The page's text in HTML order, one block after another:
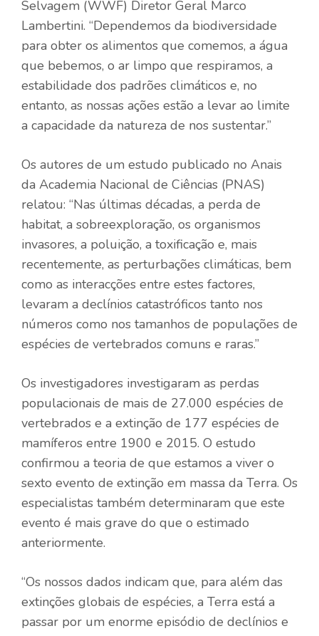
Selvagem (WWF) Diretor Geral Marco
Lambertini. “Dependemos da biodiversidade
para obter os alimentos que comemos, a água
que bebemos, o ar limpo que respiramos, a
estabilidade dos padrões climáticos e, no
entanto, as nossas ações estão a levar ao limite
a capacidade da natureza de nos sustentar.”
Os autores de um estudo publicado no Anais
da Academia Nacional de Ciências (PNAS)
relatou: “Nas últimas décadas, a perda de
habitat, a sobreexploração, os organismos
invasores, a poluição, a toxificação e, mais
recentemente, as perturbações climáticas, bem
como as interacções entre estes factores,
levaram a declínios catastróficos tanto nos
números como nos tamanhos de populações de
espécies de vertebrados comuns e raras.”
Os investigadores investigaram as perdas
populacionais de mais de 27.000 espécies de
vertebrados e a extinção de 177 espécies de
mamíferos entre 1900 e 2015. O estudo
confirmou a teoria de que estamos a viver o
sexto evento de extinção em massa da Terra. Os
especialistas também determinaram que este
evento é mais grave do que o estimado
anteriormente.
“Os nossos dados indicam que, para além das
extinções globais de espécies, a Terra está a
passar por um enorme episódio de declínios e